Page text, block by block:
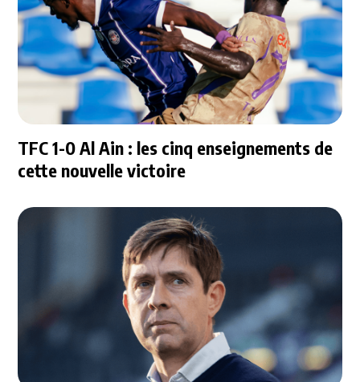
TFC 1-0 Al Ain : les cinq enseignements de
cette nouvelle victoire